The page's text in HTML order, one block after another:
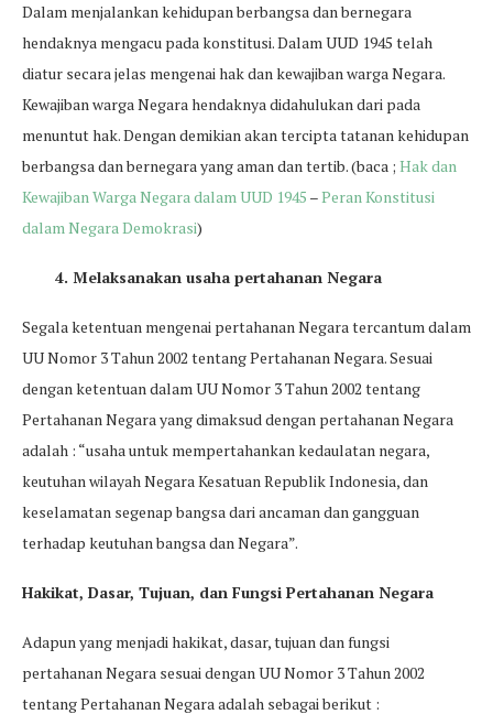
Dalam menjalankan kehidupan berbangsa dan bernegara
hendaknya mengacu pada konstitusi. Dalam UUD 1945 telah
diatur secara jelas mengenai hak dan kewajiban warga Negara.
Kewajiban warga Negara hendaknya didahulukan dari pada
menuntut hak. Dengan demikian akan tercipta tatanan kehidupan
berbangsa dan bernegara yang aman dan tertib. (baca ; Hak dan
Kewajiban Warga Negara dalam UUD 1945 –Peran Konstitusi
dalam Negara Demokrasi)
4. Melaksanakan usaha pertahanan Negara
Segala ketentuan mengenai pertahanan Negara tercantum dalam
UU Nomor 3 Tahun 2002 tentang Pertahanan Negara. Sesuai
dengan ketentuan dalam UU Nomor 3 Tahun 2002 tentang
Pertahanan Negara yang dimaksud dengan pertahanan Negara
adalah : “usaha untuk mempertahankan kedaulatan negara,
keutuhan wilayah Negara Kesatuan Republik Indonesia, dan
keselamatan segenap bangsa dari ancaman dan gangguan
terhadap keutuhan bangsa dan Negara”.
Hakikat, Dasar, Tujuan, dan Fungsi Pertahanan Negara
Adapun yang menjadi hakikat, dasar, tujuan dan fungsi
pertahanan Negara sesuai dengan UU Nomor 3 Tahun 2002
tentang Pertahanan Negara adalah sebagai berikut :